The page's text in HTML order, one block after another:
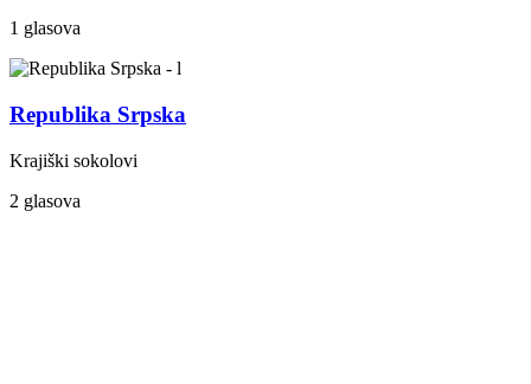
1 glasova
Republika Srpska
Krajiški sokolovi
2 glasova